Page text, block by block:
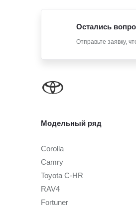
Остались
Отправьте заявку,
Модельный ряд
Corolla
Camry
Toyota C-HR
RAV4
Fortuner